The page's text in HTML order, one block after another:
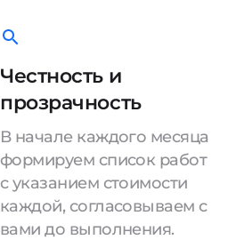
Честность и
прозрачность
В начале каждого месяца
формируем список работ
с указанием стоимости
каждой, согласовываем с
вами до выполнения.